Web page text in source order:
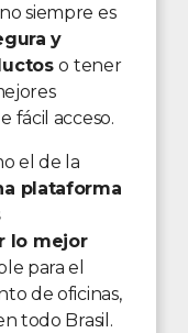
no siempre es
y
o tener
fácil acceso.
el de la
plataforma
lo mejor
para el
de oficinas,
todo Brasil.